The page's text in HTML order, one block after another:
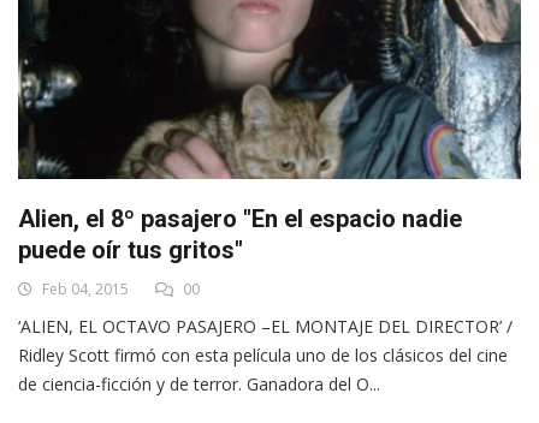
Alien, el 8º pasajero "En el espacio nadie
puede oír tus gritos"
Feb 04, 2015 00
‘ALIEN, EL OCTAVO PASAJERO –EL MONTAJE DEL DIRECTOR’ /
Ridley Scott firmó con esta película uno de los clásicos del cine
de ciencia-ficción y de terror. Ganadora del O...